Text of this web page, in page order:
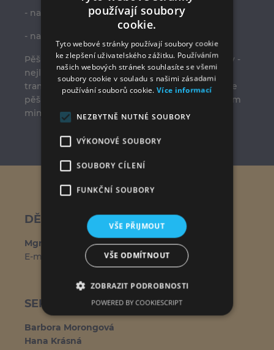
- na adrese Štulcova, 128 00 Praha 2-Vyšehrad;
- na souřadnicích 50.0644244N, 14.4178397E.
Pěšky se k nám dostanete dle přiložené mapky -
nejlépe od stanice metra C Vyšehrad nebo od
tramvajové zastávky Výtoň. Pevnost Vyšehrad je
pěší zónou, přijedete-li autem, zaparkujte prosím
mimo pevnost.
NÁŠ TÝM
DĚKAN KAPITULY
Mgr. Ing. Michal Němeček
E-mail:
michal.nemecek@kkvys.cz
SEKRETARIÁT
Barbora Morongová
Hana Krásná
používají soubory
cookie.
Tyto webové stránky používají soubory cookie
ke zlepšení uživatelského zážitku. Používáním
našich webových stránek souhlasíte se všemi
soubory cookie v souladu s našimi zásadami
používání souborů cookie.Více informací
NEZBYTNĚ NUTNÉ SOUBORY
VÝKONOVÉ SOUBORY
SOUBORY CÍLENÍ
FUNKČNÍ SOUBORY
VŠE PŘIJMOUT
VŠE ODMÍTNOUT
ZOBRAZIT PODROBNOSTI
POWERED BY COOKIESCRIPT